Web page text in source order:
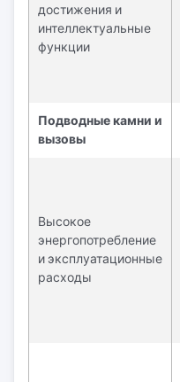
достижения и
интеллектуальные
функции
Подводные камни и
вызовы
Высокое
энергопотребление
и эксплуатационные
расходы